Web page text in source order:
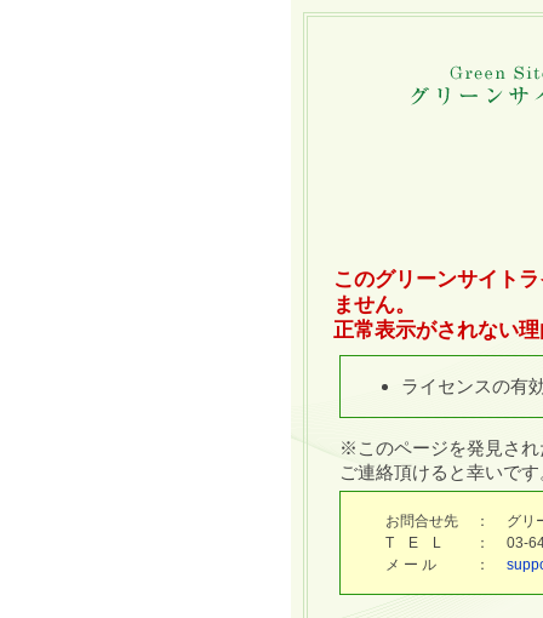
このグリーンサイト
ません。
正常表示がされない
ライセンスの有
※このページを発見さ
ご連絡頂けると幸いです
お問合せ先 ：
グリ
T E L
：
03-
メ ー ル
：